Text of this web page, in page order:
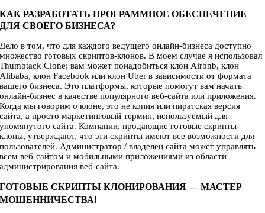
КАК РАЗРАБОТАТЬ ПРОГРАММНОЕ ОБЕСПЕЧЕНИЕ
ДЛЯ СВОЕГО БИЗНЕСА?
Дело в том, что для каждого ведущего онлайн-бизнеса доступно
множество готовых скриптов-клонов. В моем случае я использовал
Thumbtack Clone; вам может понадобиться клон Airbnb, клон
Alibaba, клон Facebook или клон Uber в зависимости от формата
вашего бизнеса. Это платформы, которые помогут вам начать
онлайн-бизнес в качестве популярного веб-сайта или приложения.
Когда мы говорим о клоне, это не копия или пиратская версия
сайта, а просто маркетинговый термин, используемый для
упомянутого сайта. Компании, продающие готовые скрипты-
клоны, утверждают, что эти скрипты имеют все возможности для
пользователей. Администратор / владелец сайта может управлять
всем веб-сайтом и мобильными приложениями из области
администрирования веб-сайта.
ГОТОВЫЕ СКРИПТЫ КЛОНИРОВАНИЯ — МАСТЕР
МОШЕННИЧЕСТВА!